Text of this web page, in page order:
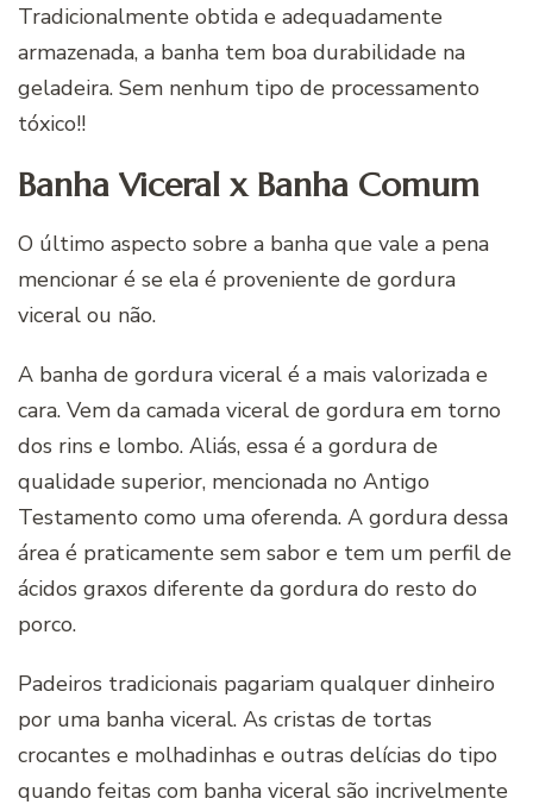
Tradicionalmente obtida e adequadamente
armazenada, a banha tem boa durabilidade na
geladeira. Sem nenhum tipo de processamento
tóxico!!
Banha Viceral x Banha Comum
O último aspecto sobre a banha que vale a pena
mencionar é se ela é proveniente de gordura
viceral ou não.
A banha de gordura viceral é a mais valorizada e
cara. Vem da camada viceral de gordura em torno
dos rins e lombo. Aliás, essa é a gordura de
qualidade superior, mencionada no Antigo
Testamento como uma oferenda. A gordura dessa
área é praticamente sem sabor e tem um perfil de
ácidos graxos diferente da gordura do resto do
porco.
Padeiros tradicionais pagariam qualquer dinheiro
por uma banha viceral. As cristas de tortas
crocantes e molhadinhas e outras delícias do tipo
quando feitas com banha viceral são incrivelmente